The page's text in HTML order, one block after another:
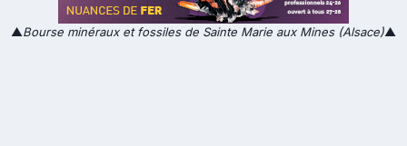
▲Bourse minéraux et fossiles de Sainte Marie aux Mines (Alsace)▲